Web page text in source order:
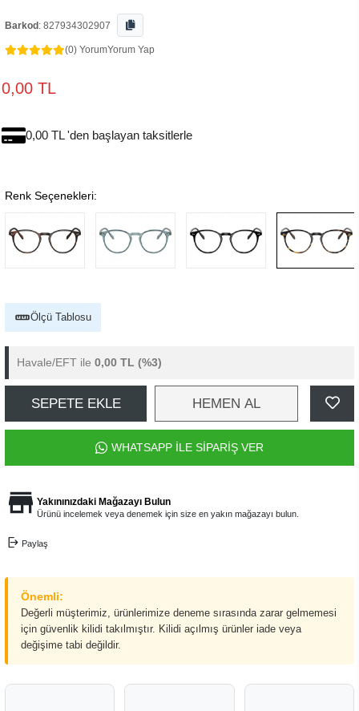
Barkod : 827934302907
(0) YorumYorum Yap
0,00 TL
0,00 TL 'den başlayan taksitlerle
Renk Seçenekleri:
Ölçü Tablosu
Havale/EFT ile 0,00 TL (%3)
SEPETE EKLE HEMEN AL
WHATSAPP İLE SİPARİŞ VER
Yakınınızdaki Mağazayı Bulun
Ürünü incelemek veya denemek için size en yakın mağazayı bulun.
Paylaş
Önemli:
Değerli müşterimiz, ürünlerimize deneme sırasında zarar gelmemesi
için güvenlik kilidi takılmıştır. Kilidi açılmış ürünler iade veya
değişime tabi değildir.